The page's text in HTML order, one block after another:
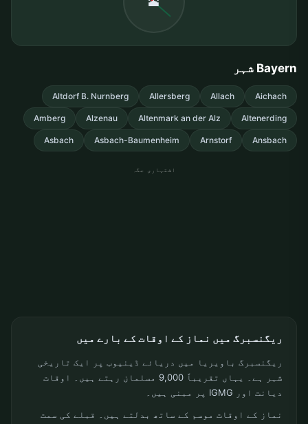
Bayern شہر
Aichach
Allach
Allersberg
Altdorf B. Nurnberg
Altenerding
Altenmark an der Alz
Alzenau
Amberg
Ansbach
Arnstorf
Asbach-Baumenheim
Asbach
اشتہاری جگہ
ریگنسبرگ میں نماز کے اوقات کے بارے میں
ریگنسبرگ باویریا میں دریائے ڈینیوب پر ایک تاریخی
شہر ہے۔ یہاں تقریباً 9,000 مسلمان رہتے ہیں۔ اوقات
دیانت اور IGMG پر مبنی ہیں۔
نماز کے اوقات موسم کے ساتھ بدلتے ہیں۔ قبلے کی سمت